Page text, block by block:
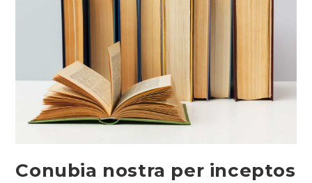
Conubia nostra per inceptos